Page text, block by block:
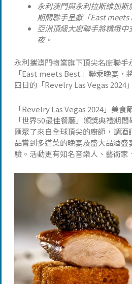
永利澳門與永利拉斯維加斯
期間聯手呈獻「East meets
亞洲頂級大廚聯手將精緻
夜。
永利攜澳門物業旗下頂尖名廚聯
「East meets Best」聯乘晚宴，
四日的「Revelry Las Vegas 2024
「Revelry Las Vegas 2024」美
「世界50最佳餐廳」頒獎典禮期
匯聚了來自全球頂尖的廚師，調
品嘗到多道菜的晚宴及盛大品酒盛
驗。活動更有知名音樂人、藝術家